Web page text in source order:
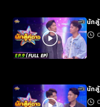
นัก
นักสู้